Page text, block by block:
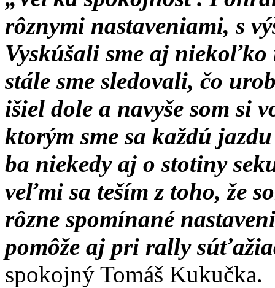
rôznymi nastaveniami, s
Vyskúšali sme aj
stále sme sledovali, čo
išiel dole a navyše som si
ktorým sme sa každú
ba niekedy aj o stotiny
veľmi sa teším z toho, že
rôzne spomínané
pomôže aj pri rally
spokojný Tomáš Kukučka.